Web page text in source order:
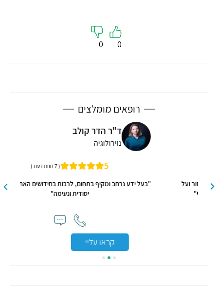
0
0
רופאים מומלצים
ד"ר הדר קולב
נוירולוגיה
( 7 חוות דעת )
"בעל ידע נרחב ומקיף בתחום, לרבות בחידושים האחרונים. מאוד
יסודית ונעימה"